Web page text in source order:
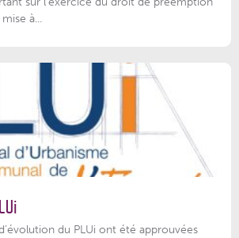
à...
du PLUi ont été approuvées